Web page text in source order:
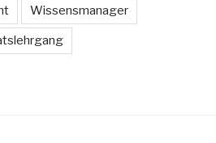
Wissensmanager